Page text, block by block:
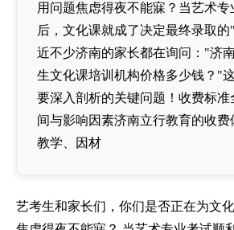
用问题焦虑得夜不能寐？当艺术
后，文化课就成了决定最终录取
近不少济南的家长都在询问："济
生文化课培训机构价格多少钱？"
要深入剖析的关键问题！收费标准
间与影响因素济南立行教育的收
教学、因材
艺考生和家长们，你们是否正在为文